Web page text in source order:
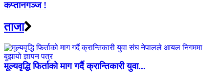
कप्तानगञ्ज !
ताजा
मूल्यवृद्धि फिर्ताको माग गर्दै क्रान्तिकारी युवा...